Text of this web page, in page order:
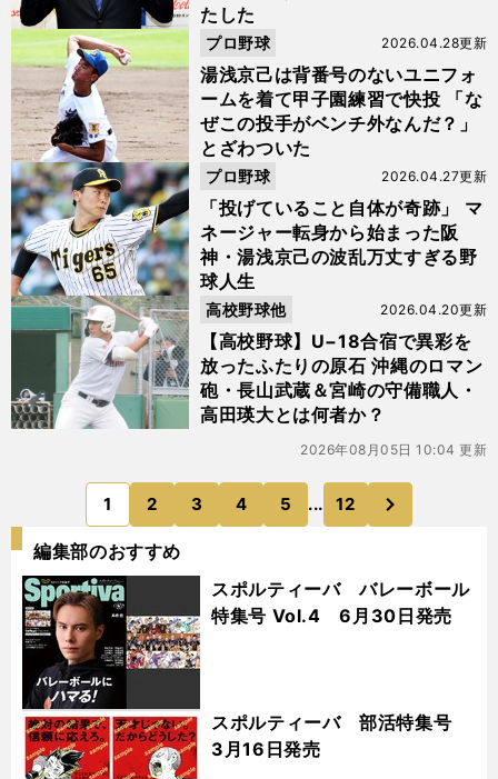
たした
湯浅京己は背番号のないユニフォ
ームを着て甲子園練習で快投 「な
ぜこの投手がベンチ外なんだ？」
とざわついた
2026.04.28更新
プロ野球
「投げていること自体が奇跡」 マ
ネージャー転身から始まった阪
神・湯浅京己の波乱万丈すぎる野
球人生
2026.04.27更新
プロ野球
【高校野球】U−18合宿で異彩を
放ったふたりの原石 沖縄のロマン
砲・長山武蔵＆宮崎の守備職人・
高田瑛大とは何者か？
2026.04.20更新
高校野球他
2026年08月05日 10:04 更新
1 2 3 4 5 ... 12
編集部のおすすめ
スポルティーバ バレーボール
特集号 Vol.4 6月30日発売
スポルティーバ 部活特集号
3月16日発売